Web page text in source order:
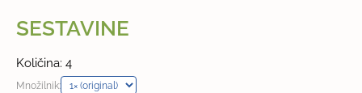
SESTAVINE
Količina: 4
Množilnik: